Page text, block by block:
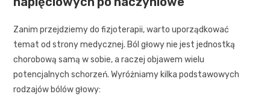
Zanim przejdziemy do fizjoterapii, warto uporządkować
temat od strony medycznej. Ból głowy nie jest jednostką
chorobową samą w sobie, a raczej objawem wielu
potencjalnych schorzeń. Wyróżniamy kilka podstawowych
rodzajów bólów głowy: